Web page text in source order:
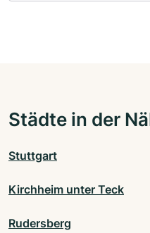
Städte in der
Stuttgart
Kirchheim unter Teck
Rudersberg